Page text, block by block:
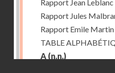
Rapport Jean Leblanc
Rapport Jules
Rapport Emile Martin
TABLE
A (n.n.)